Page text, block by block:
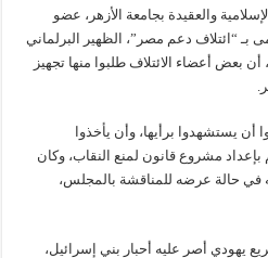
والعقيدة بجامعة الأزهر، عضو
“ائتلاف دعم مصر”، الظهير البرلماني
أن بعض أعضاء الائتلاف طلبوا منها تجهيز
يستشهدوا برأيها، وأن يأخذوا
بإعداد مشروع قانون لمنع النقاب، وكان
في حالة عرضه للمناقشة بالمجلس،
يهودي أصر عليه أحبار بني إسرائيل،